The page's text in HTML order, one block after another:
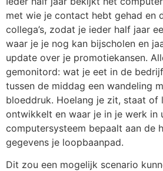
met wie je contact hebt gehad en
collega’s, zodat je ieder half jaar
waar je je nog kan bijscholen en
update over je promotiekansen.
gemonitord: wat je eet in de
tussen de middag een wandeling
bloeddruk. Hoelang je zit, staat of
ontwikkelt en waar je in je werk in
computersysteem bepaalt aan de
gegevens je loopbaanpad.
Dit zou een mogelijk scenario